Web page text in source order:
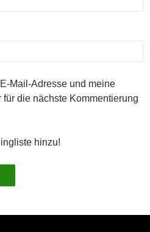
Mail-Adresse und meine
die nächste Kommentierung
hinzu!